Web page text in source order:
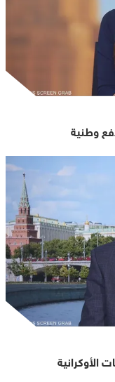
وطنية
الأوكرانية